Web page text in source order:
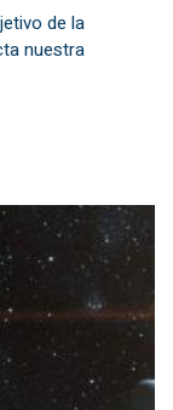
de la
nuestra